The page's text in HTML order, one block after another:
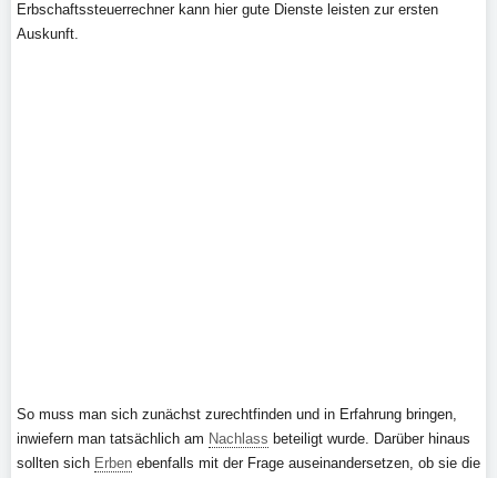
Erbschaftssteuerrechner kann hier gute Dienste leisten zur ersten
Auskunft.
So muss man sich zunächst zurechtfinden und in Erfahrung bringen,
inwiefern man tatsächlich am Nachlass beteiligt wurde. Darüber hinaus
sollten sich Erben ebenfalls mit der Frage auseinandersetzen, ob sie die